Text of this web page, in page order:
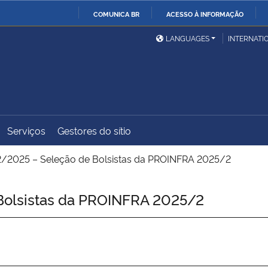
COMUNICA BR ACESSO À INFORMAÇÃO
Ministério da Defesa
Ministério das Relações
Exteriores
Ministério do
Desenvolvimento Regional
União
Advocacia-Geral da União Banco Central do Brasil
LANGUAGES
Serviços Gestores do sítio
– Seleção de Bolsistas da PROINFRA 2025/2
da PROINFRA 2025/2